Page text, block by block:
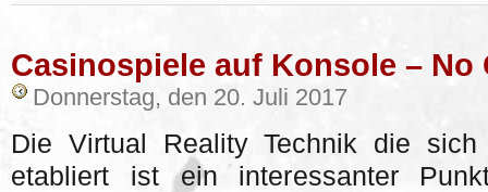
Casinospiele auf Konsole –
Donnerstag, den 20. Juli 2017
Die Virtual Reality Technik die
etabliert ist ein interessanter